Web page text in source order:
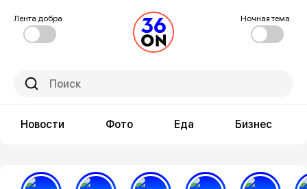
Лента добра Ночная тема
Новости Фото Еда Бизнес